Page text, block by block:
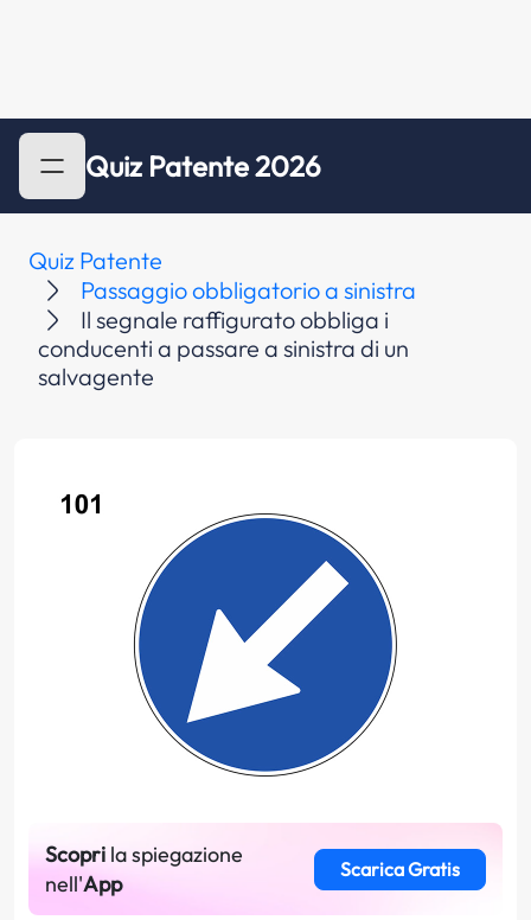
Quiz Patente 2026
Quiz Patente
Passaggio obbligatorio a sinistra
Il segnale raffigurato obbliga i
conducenti a passare a sinistra di un
salvagente
Scopri la spiegazione
nell'App
Scarica Gratis